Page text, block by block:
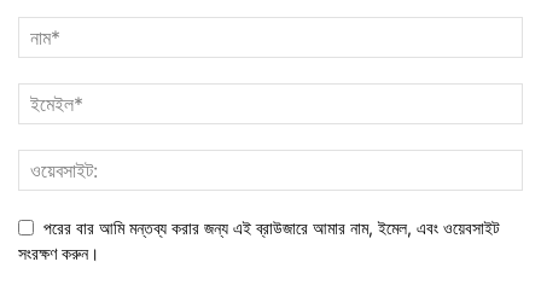
পরের বার আমি মন্তব্য করার জন্য এই ব্রাউজারে আমার নাম, ইমেল, এবং ওয়েবসাইট
সংরক্ষণ করুন।